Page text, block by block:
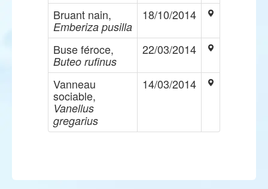
Bruant nain,
Emberiza pusilla
18/10/2014
Buse féroce,
Buteo rufinus
22/03/2014
Vanneau
sociable,
Vanellus
gregarius
14/03/2014